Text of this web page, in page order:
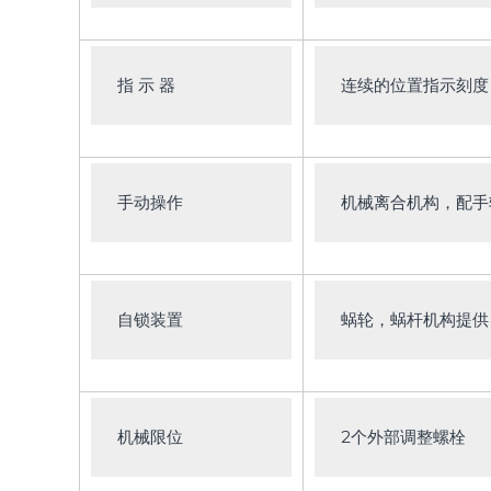
指 示 器 连续的位置指示刻度
手动操作 机械离合机构，配
自锁装置 蜗轮，蜗杆机构提
机械限位 2个外部调整螺栓